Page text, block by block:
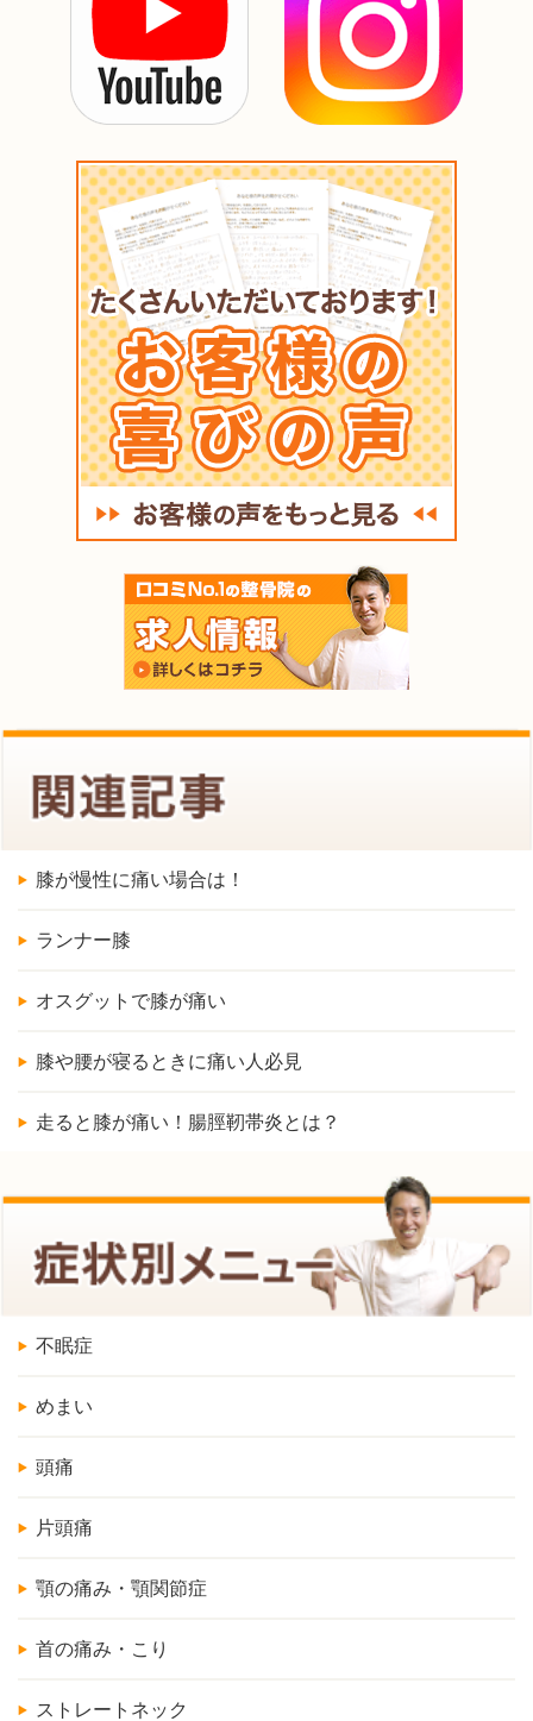
膝が慢性に痛い場合は！
ランナー膝
オスグットで膝が痛い
膝や腰が寝るときに痛い人必見
走ると膝が痛い！腸脛靭帯炎とは？
不眠症
めまい
頭痛
片頭痛
顎の痛み・顎関節症
首の痛み・こり
ストレートネック